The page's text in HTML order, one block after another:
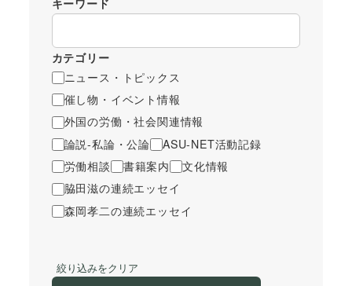
カテゴリー
ニュース・トピックス
催し物・イベント情報
外国の労働・社会関連情報
論説-私論・公論
ASU-NET活動記録
労働相談
書籍案内
文化情報
脇田滋の連続エッセイ
森岡孝二の連続エッセイ
絞り込みをクリア